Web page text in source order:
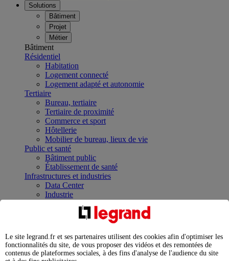
Solutions
Bâtiment
Projet
Métier
Bâtiment
Résidentiel
Habitation
Logement connecté
Logement adapté et autonomie
Tertiaire
Bureau, tertiaire
Tertiaire de proximité
Commerce et sport
Hôtellerie
Mobilier de bureau, lieux de vie
Public et santé
Bâtiment public
Établissement de santé
Infrastructures et industries
Data Center
Industrie
Infrastructures
Contrôler et planifier le fonctionnement des appareils
Répartir et optimiser son tableau électrique
Legrand Data Center Solutions : concentrer les
expertises au service de vos performances
Le site legrand.fr et ses partenaires utilisent des cookies afin d'optimiser les
fonctionnalités du site, de vous proposer des vidéos et des remontées de
contenus de plateformes sociales, à des fins d'analyse de l'audience du site